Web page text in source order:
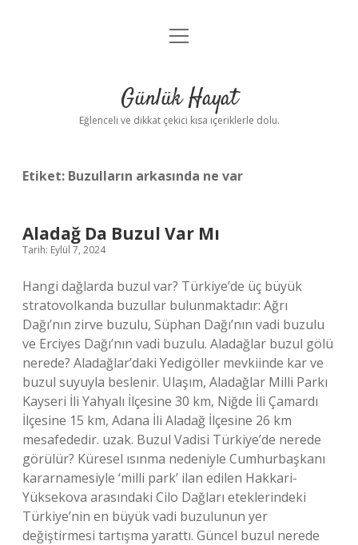
Anasayfa
Yasal Uyarı
menüyü
Günlük Hayat
Eğlenceli ve dikkat çekici kısa içeriklerle dolu.
Etiket: Buzulların arkasında ne var
Aladağ Da Buzul Var Mı
Tarih: Eylül 7, 2024
Hangi dağlarda buzul var? Türkiye’de üç büyük
stratovolkanda buzullar bulunmaktadır: Ağrı
Dağı’nın zirve buzulu, Süphan Dağı’nın vadi buzulu
ve Erciyes Dağı’nın vadi buzulu. Aladağlar buzul gölü
nerede? Aladağlar’daki Yedigöller mevkiinde kar ve
buzul suyuyla beslenir. Ulaşım, Aladağlar Milli Parkı
Kayseri İli Yahyalı İlçesine 30 km, Niğde İli Çamardı
İlçesine 15 km, Adana İli Aladağ İlçesine 26 km
mesafededir. uzak. Buzul Vadisi Türkiye’de nerede
görülür? Küresel ısınma nedeniyle Cumhurbaşkanı
kararnamesiyle ‘milli park’ ilan edilen Hakkari-
Yüksekova arasındaki Cilo Dağları eteklerindeki
Türkiye’nin en büyük vadi buzulunun yer
değiştirmesi tartışma yarattı. Güncel buzul nerede